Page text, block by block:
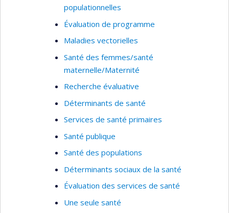
l’axe étiologie ayant pour objectif l’étude
des mécanismes bio-psycho-sociaux de
problèmes de santé mentale;
l’axe prévention ayant pour objectif
l’identification des services périnataux et
préscolaires qui sont les plus efficaces dans
la prévention des problèmes de santé
objectif de diffuser les connaissances
concernant les services périnataux et
préscolaires les plus efficaces afin
d’améliorer ces services.
Je suis également directrice de trois groupes de
populationnelles
Évaluation de programme
Maladies vectorielles
Santé des femmes/santé
maternelle/Maternité
Recherche évaluative
Déterminants de santé
Services de santé primaires
Santé publique
Santé des populations
Déterminants sociaux de la santé
Évaluation des services de santé
Une seule santé